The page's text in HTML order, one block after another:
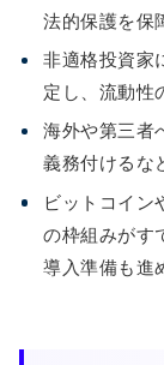
法的保護を保
非適格投資家
定し、流動性
海外や第三者
義務付けるな
ビットコイン
の枠組みがす
導入準備も進